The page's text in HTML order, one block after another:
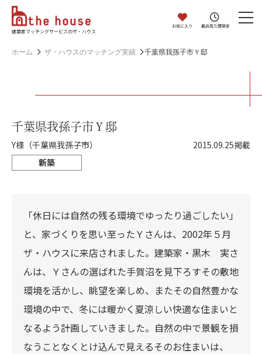
建築家マッチングサービスのザ・ハウス
お気に入り 最近見た建築家
ホーム ザ・ハウスのマッチング実績 千葉県我孫子市Ｙ邸
千葉県我孫子市Ｙ邸
2015.09.25掲載
Y様（千葉県我孫子市）
新築
「休日には自然の残る環境でゆったり過ごしたい」
と、家づくりを思い至ったＹさんは、2002年５月
ザ・ハウスに来店されました。建築家・黒木 実さ
んは、Ｙさんの選ばれた手賀沼を見下ろすその敷地
環境を活かし、眺望を楽しめ、またその自然豊かな
環境の中で、冬には暖かく夏涼しい快適な住まいと
なるよう計画していきました。自然の中で景観を損
なうことなくとけ込んで見えるそのお住まいは、